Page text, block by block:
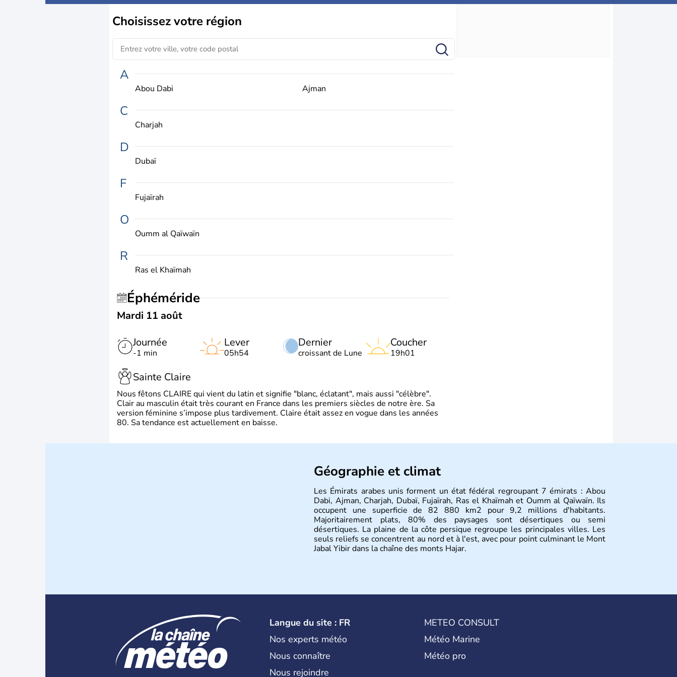
Choisissezvotre région
A
Abou Dabi Ajman
C
Charjah
D
Dubaï
F
Fujaïrah
O
Oumm al Qaïwaïn
R
Ras el Khaïmah
Éphéméride
Mardi 11 août
Journée
-1 min
Dernier
croissant de Lune
Lever
05h54
Coucher
19h01
Sainte Claire
Nous fêtons CLAIRE qui vient du latin et signifie "blanc, éclatant", mais aussi "célèbre".
Clair au masculin était très courant en France dans les premiers siècles de notre ère. Sa
version féminine s’impose plus tardivement. Claire était assez en vogue dans les années
80. Sa tendance est actuellement en baisse.
Géographie et climat
Les Émirats arabes unis forment un état fédéral regroupant 7 émirats : Abou
Dabi, Ajman, Charjah, Dubaï, Fujaïrah, Ras el Khaïmah et Oumm al Qaïwaïn. Ils
occupent une superficie de 82 880 km2 pour 9,2 millions d'habitants.
Majoritairement plats, 80% des paysages sont désertiques ou semi
désertiques. La plaine de la côte persique regroupe les principales villes. Les
seuls reliefs se concentrent au nord et à l'est, avec pour point culminant le Mont
Jabal Yibir dans la chaîne des monts Hajar.
Langue du site : FR
Nos experts météo
Nous connaître
Nous rejoindre
METEO CONSULT
Météo Marine
Météo pro